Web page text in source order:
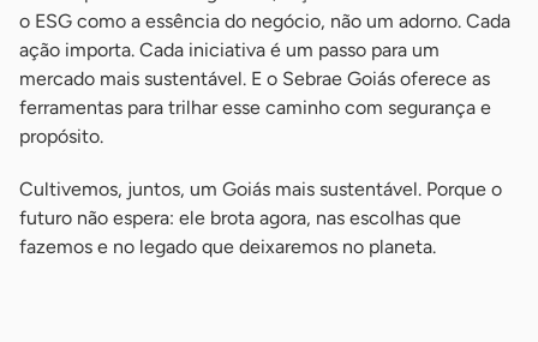
o ESG como a essência do negócio, não um adorno. Cada
ação importa. Cada iniciativa é um passo para um
mercado mais sustentável. E o Sebrae Goiás oferece as
ferramentas para trilhar esse caminho com segurança e
propósito.
Cultivemos, juntos, um Goiás mais sustentável. Porque o
futuro não espera: ele brota agora, nas escolhas que
fazemos e no legado que deixaremos no planeta.